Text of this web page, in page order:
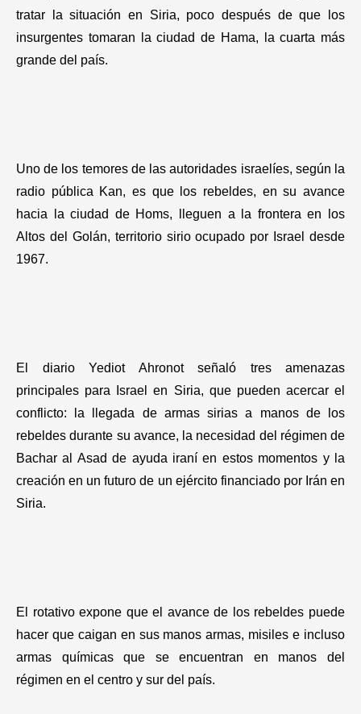
tratar la situación en Siria, poco después de que los
insurgentes tomaran la ciudad de Hama, la cuarta más
grande del país.
Uno de los temores de las autoridades israelíes, según la
radio pública Kan, es que los rebeldes, en su avance
hacia la ciudad de Homs, lleguen a la frontera en los
Altos del Golán, territorio sirio ocupado por Israel desde
1967.
El diario Yediot Ahronot señaló tres amenazas
principales para Israel en Siria, que pueden acercar el
conflicto: la llegada de armas sirias a manos de los
rebeldes durante su avance, la necesidad del régimen de
Bachar al Asad de ayuda iraní en estos momentos y la
creación en un futuro de un ejército financiado por Irán en
Siria.
El rotativo expone que el avance de los rebeldes puede
hacer que caigan en sus manos armas, misiles e incluso
armas químicas que se encuentran en manos del
régimen en el centro y sur del país.